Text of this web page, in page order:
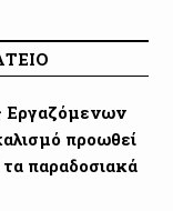
Εργαζόμενων
προωθεί
τα παραδοσιακά